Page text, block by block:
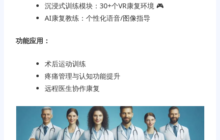
沉浸式训练模块：30+个VR康复环境 🎮
AI康复教练：个性化语音/图像指导
功能应用：
术后运动训练
疼痛管理与认知功能提升
远程医生协作康复